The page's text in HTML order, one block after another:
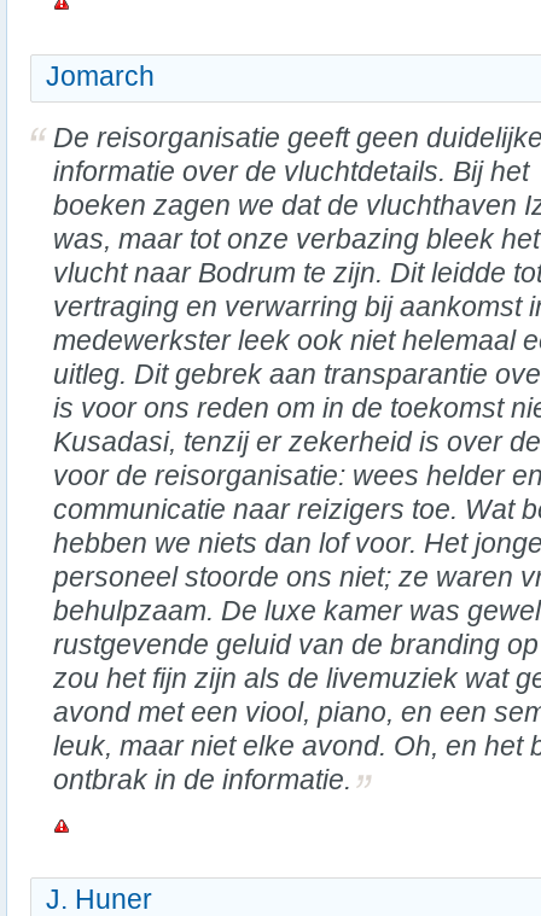
Jomarch
De reisorganisatie geeft geen
informatie over de vluchtdetails. Bij het
boeken zagen we dat de vluchthaven
was, maar tot onze verbazing bleek
vlucht naar Bodrum te zijn. Dit leidde
vertraging en verwarring bij aankomst
medewerkster leek ook niet helemaal
uitleg. Dit gebrek aan transparantie
is voor ons reden om in de toekomst
Kusadasi, tenzij er zekerheid is over
voor de reisorganisatie: wees helder
communicatie naar reizigers toe. Wat
hebben we niets dan lof voor. Het
personeel stoorde ons niet; ze waren
behulpzaam. De luxe kamer was
rustgevende geluid van de branding
zou het fijn zijn als de livemuziek wat
avond met een viool, piano, en een
leuk, maar niet elke avond. Oh, en het
ontbrak in de informatie.
J. Huner